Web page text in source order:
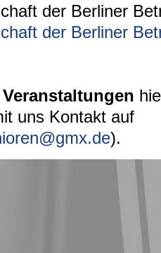
der Berliner
der Berliner
uns Kontakt auf
).